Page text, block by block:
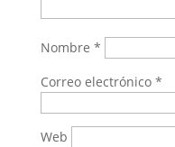
Nombre *
Correo electrónico *
Web